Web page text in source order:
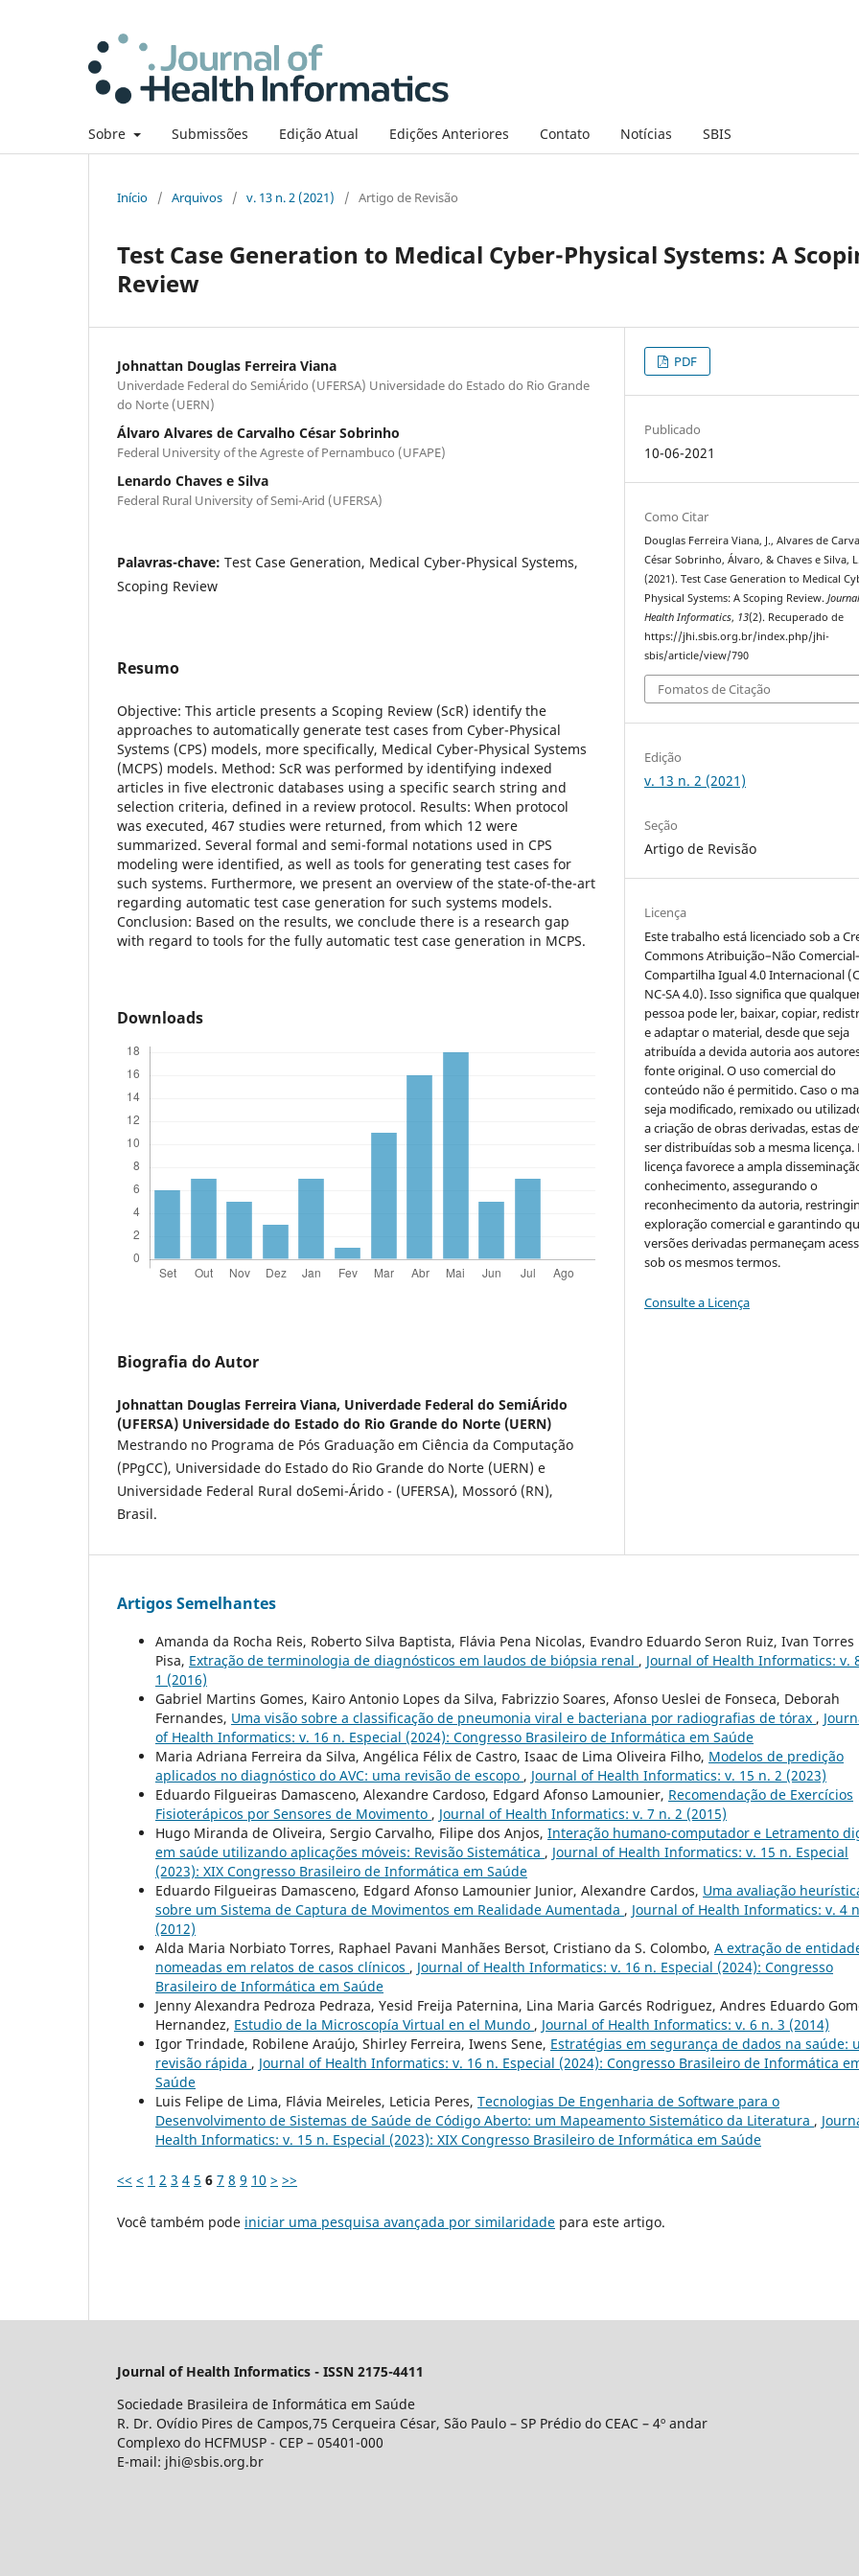
Sobre Submissões Edição Atual Edições Anteriores Contato Notícias SBIS
Início / Arquivos / v. 13 n. 2 (2021) / Artigo de Revisão
Test Case Generation to Medical Cyber-Physical Systems: A
Review
Johnattan Douglas Ferreira Viana
Univerdade Federal do SemiÁrido (UFERSA) Universidade do Estado do Rio Grande
do Norte (UERN)
Álvaro Alvares de Carvalho César Sobrinho
Federal University of the Agreste of Pernambuco (UFAPE)
Lenardo Chaves e Silva
Federal Rural University of Semi-Arid (UFERSA)
Palavras-chave: Test Case Generation, Medical Cyber-Physical Systems,
Scoping Review
Resumo
Objective: This article presents a Scoping Review (ScR) identify the
approaches to automatically generate test cases from Cyber-Physical
Systems (CPS) models, more specifically, Medical Cyber-Physical Systems
(MCPS) models. Method: ScR was performed by identifying indexed
articles in five electronic databases using a specific search string and
selection criteria, defined in a review protocol. Results: When protocol
was executed, 467 studies were returned, from which 12 were
summarized. Several formal and semi-formal notations used in CPS
modeling were identified, as well as tools for generating test cases for
such systems. Furthermore, we present an overview of the state-of-the-art
regarding automatic test case generation for such systems models.
Conclusion: Based on the results, we conclude there is a research gap
with regard to tools for the fully automatic test case generation in MCPS.
Downloads
Biografia do Autor
Johnattan Douglas Ferreira Viana, Univerdade Federal do SemiÁrido
(UFERSA) Universidade do Estado do Rio Grande do Norte (UERN)
Mestrando no Programa de Pós Graduação em Ciência da Computação
(PPgCC), Universidade do Estado do Rio Grande do Norte (UERN) e
Universidade Federal Rural doSemi-Árido - (UFERSA), Mossoró (RN),
Brasil.
PDF
Publicado
10-06-2021
Como Citar
Douglas Ferreira Viana, J., Alvares de
César Sobrinho, Álvaro, & Chaves e Silva,
(2021). Test Case Generation to Medical
Physical Systems: A Scoping Review.
Health Informatics, 13(2). Recuperado de
https://jhi.sbis.org.br/index.php/jhi-
sbis/article/view/790
Fomatos de Citação
Edição
v. 13 n. 2 (2021)
Seção
Artigo de Revisão
Licença
Este trabalho está licenciado sob a
Commons Atribuição–Não
Compartilha Igual 4.0 Internacional
NC-SA 4.0). Isso significa que
pessoa pode ler, baixar, copiar,
e adaptar o material, desde que seja
atribuída a devida autoria aos
fonte original. O uso comercial do
conteúdo não é permitido. Caso o
seja modificado, remixado ou
a criação de obras derivadas, estas
ser distribuídas sob a mesma licença.
licença favorece a ampla
conhecimento, assegurando o
reconhecimento da autoria,
exploração comercial e garantindo
versões derivadas permaneçam
sob os mesmos termos.
Consulte a Licença
Artigos Semelhantes
Amanda da Rocha Reis, Roberto Silva Baptista, Flávia Pena Nicolas, Evandro Eduardo Seron Ruiz, Ivan Torres
Pisa, Extração de terminologia de diagnósticos em laudos de biópsia renal , Journal of Health Informatics: v.
1 (2016)
Gabriel Martins Gomes, Kairo Antonio Lopes da Silva, Fabrizzio Soares, Afonso Ueslei de Fonseca, Deborah
Fernandes, Uma visão sobre a classificação de pneumonia viral e bacteriana por radiografias de tórax ,
of Health Informatics: v. 16 n. Especial (2024): Congresso Brasileiro de Informática em Saúde
Maria Adriana Ferreira da Silva, Angélica Félix de Castro, Isaac de Lima Oliveira Filho, Modelos de predição
aplicados no diagnóstico do AVC: uma revisão de escopo , Journal of Health Informatics: v. 15 n. 2 (2023)
Eduardo Filgueiras Damasceno, Alexandre Cardoso, Edgard Afonso Lamounier, Recomendação de Exercícios
Fisioterápicos por Sensores de Movimento , Journal of Health Informatics: v. 7 n. 2 (2015)
Hugo Miranda de Oliveira, Sergio Carvalho, Filipe dos Anjos, Interação humano-computador e Letramento
em saúde utilizando aplicações móveis: Revisão Sistemática , Journal of Health Informatics: v. 15 n. Especial
(2023): XIX Congresso Brasileiro de Informática em Saúde
Eduardo Filgueiras Damasceno, Edgard Afonso Lamounier Junior, Alexandre Cardos, Uma avaliação
sobre um Sistema de Captura de Movimentos em Realidade Aumentada , Journal of Health Informatics: v. 4
(2012)
Alda Maria Norbiato Torres, Raphael Pavani Manhães Bersot, Cristiano da S. Colombo, A extração de
nomeadas em relatos de casos clínicos , Journal of Health Informatics: v. 16 n. Especial (2024): Congresso
Brasileiro de Informática em Saúde
Jenny Alexandra Pedroza Pedraza, Yesid Freija Paternina, Lina Maria Garcés Rodriguez, Andres Eduardo
Hernandez, Estudio de la Microscopía Virtual en el Mundo , Journal of Health Informatics: v. 6 n. 3 (2014)
Igor Trindade, Robilene Araújo, Shirley Ferreira, Iwens Sene, Estratégias em segurança de dados na saúde:
revisão rápida , Journal of Health Informatics: v. 16 n. Especial (2024): Congresso Brasileiro de Informática
Saúde
Luis Felipe de Lima, Flávia Meireles, Leticia Peres, Tecnologias De Engenharia de Software para o
Desenvolvimento de Sistemas de Saúde de Código Aberto: um Mapeamento Sistemático da Literatura ,
Health Informatics: v. 15 n. Especial (2023): XIX Congresso Brasileiro de Informática em Saúde
<< < 1 2 3 4 5 6 7 8 9 10 > >>
Você também pode iniciar uma pesquisa avançada por similaridade para este artigo.
Journal of Health Informatics - ISSN 2175-4411
Sociedade Brasileira de Informática em Saúde
R. Dr. Ovídio Pires de Campos,75 Cerqueira César, São Paulo – SP Prédio do CEAC – 4º andar
Complexo do HCFMUSP - CEP – 05401-000
E-mail: jhi@sbis.org.br